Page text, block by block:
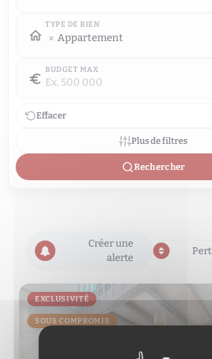
TYPE DE BIEN
Appartement
BUDGET MAX
Effacer
Plus de filtres
Rechercher
Créer une
alerte
EXCLUSIVITÉ
SOUS COMPROMIS